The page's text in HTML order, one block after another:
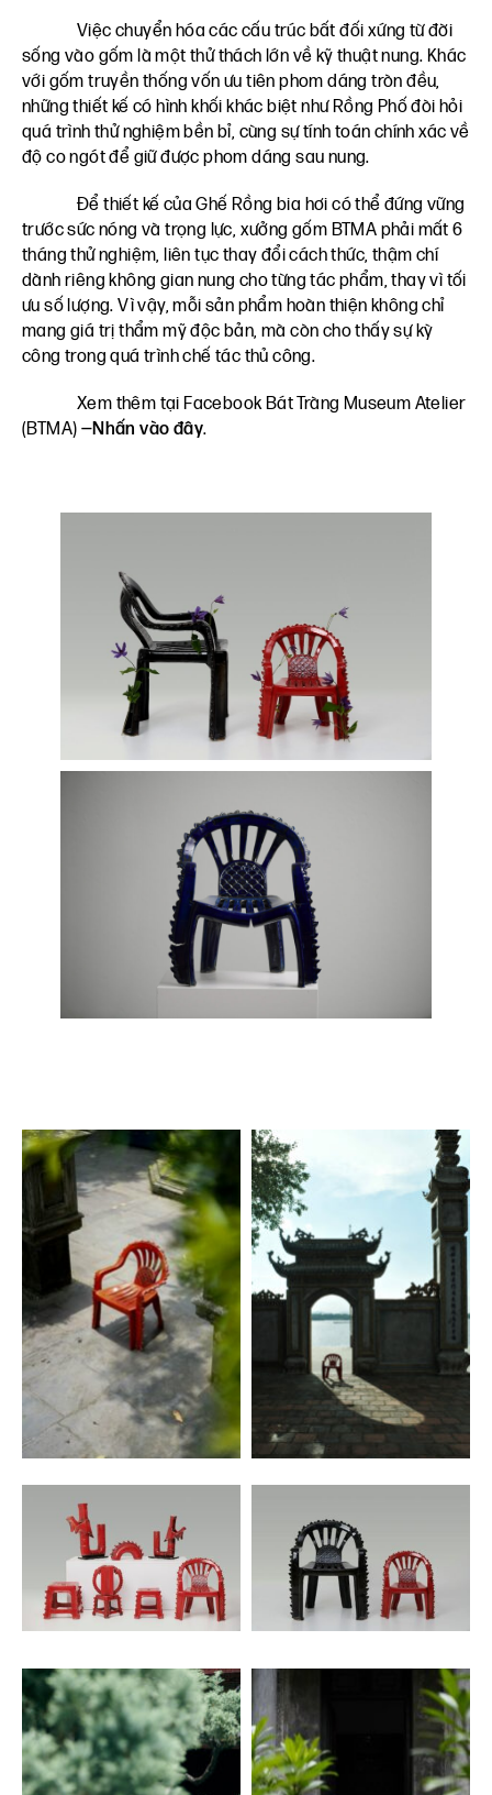
Việc chuyển hóa các cấu trúc bất đối xứng từ đời
sống vào gốm là một thử thách lớn về kỹ thuật nung. Khác
với gốm truyền thống vốn ưu tiên phom dáng tròn đều,
những thiết kế có hình khối khác biệt như Rồng Phố đòi hỏi
quá trình thử nghiệm bền bỉ, cùng sự tính toán chính xác về
độ co ngót để giữ được phom dáng sau nung.
Để thiết kế của Ghế Rồng bia hơi có thể đứng vững
trước sức nóng và trọng lực, xưởng gốm BTMA phải mất 6
tháng thử nghiệm, liên tục thay đổi cách thức, thậm chí
dành riêng không gian nung cho từng tác phẩm, thay vì tối
ưu số lượng. Vì vậy, mỗi sản phẩm hoàn thiện không chỉ
mang giá trị thẩm mỹ độc bản, mà còn cho thấy sự kỳ
công trong quá trình chế tác thủ công.
Xem thêm tại Facebook Bát Tràng Museum Atelier
(BTMA) —Nhấn vào đây.